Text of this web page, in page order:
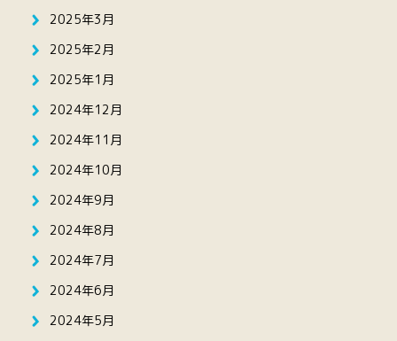
2025年3月
2025年2月
2025年1月
2024年12月
2024年11月
2024年10月
2024年9月
2024年8月
2024年7月
2024年6月
2024年5月